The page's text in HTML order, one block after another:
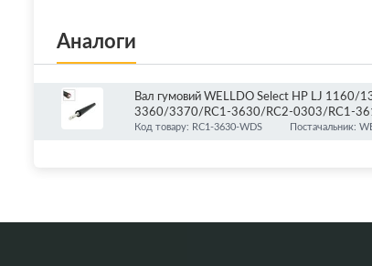
Аналоги
Вал гумовий WELLDO Select HP LJ
3360/3370/RC1-3630/RC2-0303/RC1-
Код товару: RC1-3630-WDS Постачальник: